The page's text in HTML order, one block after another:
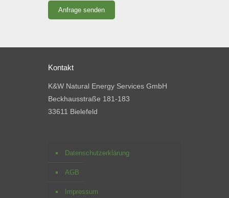
Kontakt
K&W Natural Energy Services GmbH
Beckhausstraße 181-183
33611 Bielefeld
Datenschutzerklärung
AGB
Impressum